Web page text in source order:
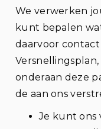
We verwerken
kunt bepalen
daarvoor
onderaan deze
de aan ons
Je kunt ons